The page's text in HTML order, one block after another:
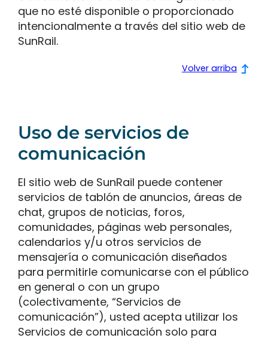
que no esté disponible o proporcionado
intencionalmente a través del sitio web de
SunRail.
Volver arriba
Uso de servicios de
comunicación
El sitio web de SunRail puede contener
servicios de tablón de anuncios, áreas de
chat, grupos de noticias, foros,
comunidades, páginas web personales,
calendarios y/u otros servicios de
mensajería o comunicación diseñados
para permitirle comunicarse con el público
en general o con un grupo
(colectivamente, “Servicios de
comunicación”), usted acepta utilizar los
Servicios de comunicación solo para